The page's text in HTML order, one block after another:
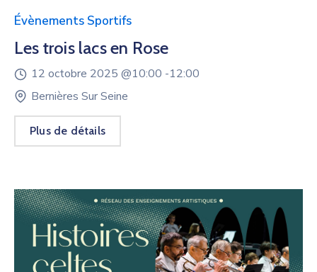
Évènements Sportifs
Les trois lacs en Rose
12 octobre 2025 @10:00 -12:00
Bernières Sur Seine
Plus de détails